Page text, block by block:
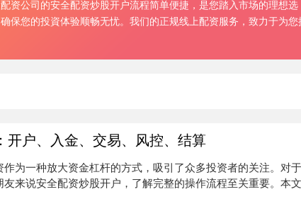
资公司的安全配资炒股开户流程简单便捷，是您踏入市场的理想选
保您的投資体验顺畅无忧。我们的正规线上配资服务，致力于为您
开户、入金、交易、风控、结算
为一种放大资金杠杆的方式，吸引了众多投资者的关注。对
友来说安全配资炒股开户，了解完整的操作流程至关重要。本